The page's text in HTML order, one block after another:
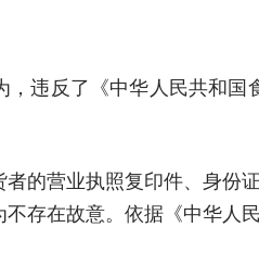
违反了《中华人民共和
的营业执照复印件、身份
存在故意。依据《中华